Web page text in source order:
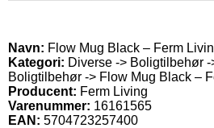
Navn: Flow Mug Black – Ferm
Kategori: Diverse -> Boligtilbehør
Boligtilbehør -> Flow Mug Black –
Producent: Ferm Living
Varenummer: 16161565
EAN: 5704723257400